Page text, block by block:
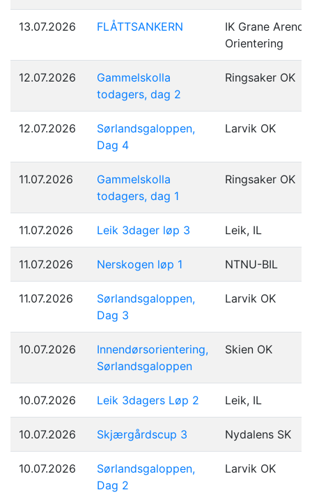
13.07.2026 FLÅTTSANKERN
IK Grane
Orientering
12.07.2026
Gammelskolla
todagers, dag 2
Ringsaker OK
12.07.2026
Sørlandsgaloppen,
Dag 4
Larvik OK
11.07.2026
Gammelskolla
todagers, dag 1
Ringsaker OK
11.07.2026 Leik 3dager løp 3 Leik, IL
11.07.2026 Nerskogen løp 1 NTNU-BIL
11.07.2026
Sørlandsgaloppen,
Dag 3
Larvik OK
10.07.2026
Innendørsorientering,
Sørlandsgaloppen
Skien OK
10.07.2026 Leik 3dagers Løp 2 Leik, IL
10.07.2026 Skjærgårdscup 3 Nydalens SK
10.07.2026
Sørlandsgaloppen,
Dag 2
Larvik OK